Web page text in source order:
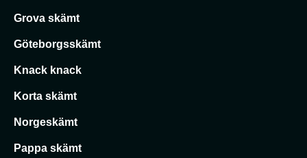
Grova skämt
Göteborgsskämt
Knack knack
Korta skämt
Norgeskämt
Pappa skämt